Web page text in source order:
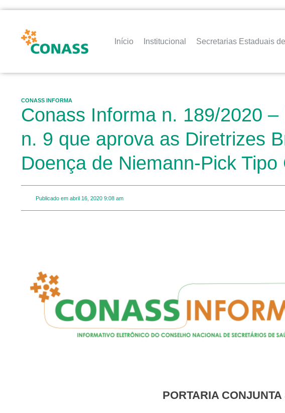
Início Institucional Secretarias Estaduais
CONASS INFORMA
Conass Informa n. 189/2020
n. 9 que aprova as Diretrizes
Doença de Niemann-Pick Tipo
Publicado em abril 16, 2020 9:08 am
PORTARIA